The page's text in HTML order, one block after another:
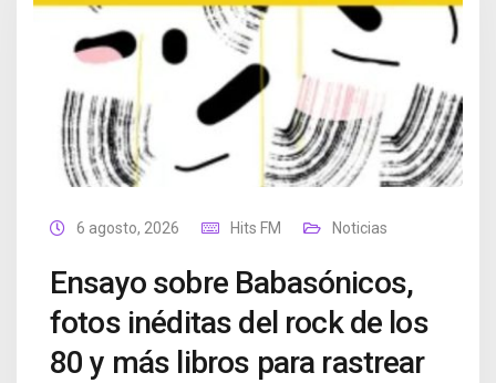
6 agosto, 2026 Hits FM Noticias
Ensayo sobre Babasónicos,
fotos inéditas del rock de los
80 y más libros para rastrear